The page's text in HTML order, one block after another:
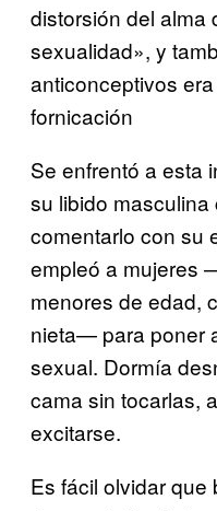
distorsión del alma
sexualidad», y
anticonceptivos
fornicación
Se enfrentó a esta
su libido
comentarlo con su
empleó a mujeres
menores de edad,
nieta— para poner
sexual. Dormía
cama sin tocarlas,
excitarse.
Es fácil olvidar que